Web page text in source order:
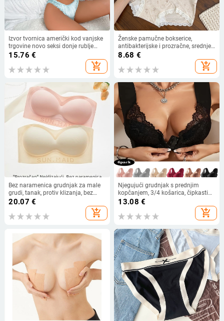
Izvor tvornica američki kod vanjske
trgovine novo seksi donje rublje
odijelo može proširiti kod tvornica
15.76 €
add_shopping_cart
Ženske pamučne bokserice,
antibakterijske i prozračne, srednje
visine struka, cvjetni uzorak
8.68 €
add_shopping_cart
Bez naramenica grudnjak za male
grudi, tanak, protiv klizanja, bez
šavova, bez vidljivih linija
20.07 €
add_shopping_cart
Njegujući grudnjak s prednjim
kopčanjem, 3/4 košarica, čipkasti
detalj, dizanje i bočna potpora,
13.08 €
add_shopping_cart